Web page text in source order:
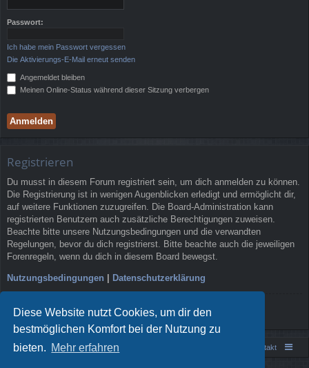
Diese Website nutzt Cookies, um dir den
bestmöglichen Komfort bei der Nutzung zu
bieten. Mehr erfahren
f
Passwort:
Ich habe mein Passwort vergessen
Die Aktivierungs-E-Mail erneut senden
Angemeldet bleiben
Meinen Online-Status während dieser Sitzung verbergen
Registrieren
Du musst in diesem Forum registriert sein, um dich anmelden zu können.
Die Registrierung ist in wenigen Augenblicken erledigt und ermöglicht dir,
auf weitere Funktionen zuzugreifen. Die Board-Administration kann
registrierten Benutzern auch zusätzliche Berechtigungen zuweisen.
Beachte bitte unsere Nutzungsbedingungen und die verwandten
Regelungen, bevor du dich registrierst. Bitte beachte auch die jeweiligen
Forenregeln, wenn du dich in diesem Board bewegst.
Nutzungsbedingungen | Datenschutzerklärung
Registrieren
Portal Foren-Übersicht Kontakt